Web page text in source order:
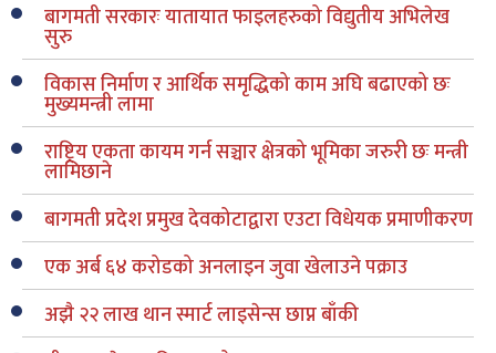
बागमती सरकारः यातायात फाइलहरुको विद्युतीय अभिलेख
सुरु
विकास निर्माण र आर्थिक समृद्धिको काम अघि बढाएको छः
मुख्यमन्त्री लामा
राष्ट्रिय एकता कायम गर्न सञ्चार क्षेत्रको भूमिका जरुरी छः मन्त्री
लामिछाने
बागमती प्रदेश प्रमुख देवकोटाद्वारा एउटा विधेयक प्रमाणीकरण
एक अर्ब ६४ करोडको अनलाइन जुवा खेलाउने पक्राउ
अझै २२ लाख थान स्मार्ट लाइसेन्स छाप्न बाँकी